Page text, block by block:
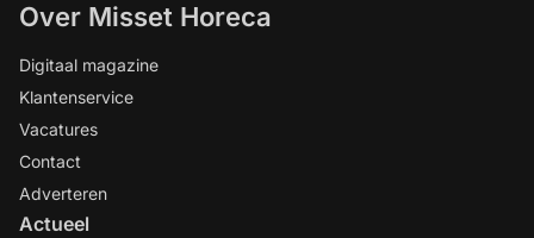
Over Misset Horeca
Digitaal magazine
Klantenservice
Vacatures
Contact
Adverteren
Actueel